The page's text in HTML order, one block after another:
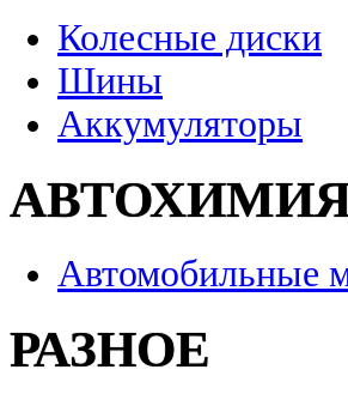
Колесные диски
Шины
Аккумуляторы
Автомобильные
РАЗНОЕ